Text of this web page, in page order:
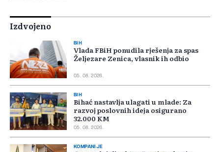
Izdvojeno
BIH
Vlada FBiH ponudila rješenja za spas
Željezare Zenica, vlasnik ih odbio
05. 08. 2026.
BIH
Bihać nastavlja ulagati u mlade: Za
razvoj poslovnih ideja osigurano
32.000 KM
05. 08. 2026.
KOMPANIJE